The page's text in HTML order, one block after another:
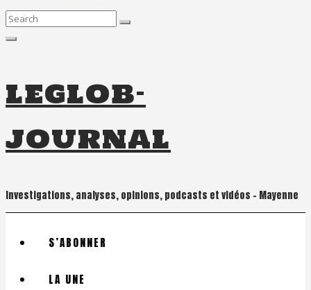
Search
leglob-
journal
Investigations, analyses, opinions, podcasts et vidéos – Mayenne
S’ABONNER
LA UNE